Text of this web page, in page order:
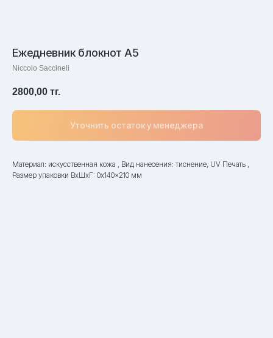
Ежедневник блокнот А5
Niccolo Saccineli
2800,00 тг.
Уточнить остаток у менеджера
Материал: искусственная кожа , Вид нанесения: тиснение, UV Печать ,
Размер упаковки ВxШxГ: 0x140x210 мм